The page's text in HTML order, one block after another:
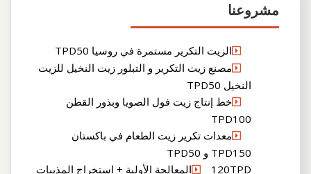
مشروعنا
الزيت التكرير مستمرة في روسيا TPD50
مصنع زيت التكرير و التبلور زيت النخيل للزيت
النخيل TPD50
خط إنتاج زيت فول الصويا وبذور القطن
TPD100
معدات تكرير زيت الطعام في باكستان
TPD150 و TPD50
120TPDالمعالجة الأولية + استخراج المذيبات